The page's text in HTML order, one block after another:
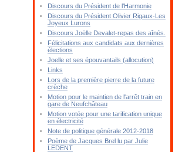
Discours du Président de l'Harmonie
Discours du Président Olivier Rigaux-Les
Joyeux Lurons
Discours Joëlle Devalet-repas des aînés.
Félicitations aux candidats aux dernières
élections
Joelle et ses épouvantails (allocution)
Links
Lors de la première pierre de la future
crèche
Motion pour le maintien de l'arrêt train en
gare de Neufchâteau
Motion votée pour une tarification unique
en électricité
Note de politique générale 2012-2018
Poème de Jacques Brel lu par Julie
LEDENT